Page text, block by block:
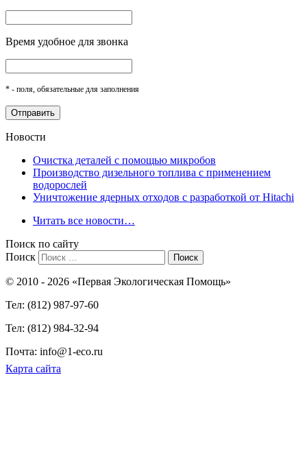
Время удобное для звонка
* - поля, обязательные для заполнения
Новости
Очистка деталей с помощью микробов
Производство дизельного топлива с применением
водорослей
Уничтожение ядерных отходов с разработкой от Hitachi
Читать все новости…
Поиск по сайту
Поиск
© 2010 - 2026 «Первая Экологическая Помощь»
Тел: (812) 987-97-60
Тел: (812) 984-32-94
Почта: info@1-eco.ru
Карта сайта